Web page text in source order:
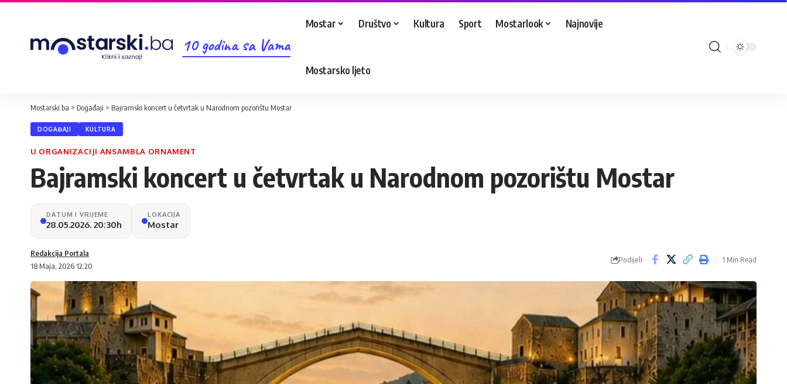
10 godina sa Vama
Mostar Društvo Kultura Sport Mostarlook Najnovije
Mostarsko ljeto
Mostarski.ba > Događaji > Bajramski koncert u četvrtak u Narodnom pozorištu Mostar
DOGAĐAJI KULTURA
U ORGANIZACIJI ANSAMBLA ORNAMENT
Bajramski koncert u četvrtak u Narodnom pozorištu Mostar
DATUM I VRIJEME
28.05.2026. 20:30h
LOKACIJA
Mostar
18 Maja, 2026 12:20
Redakcija Portala
Podijeli 1 Min Read